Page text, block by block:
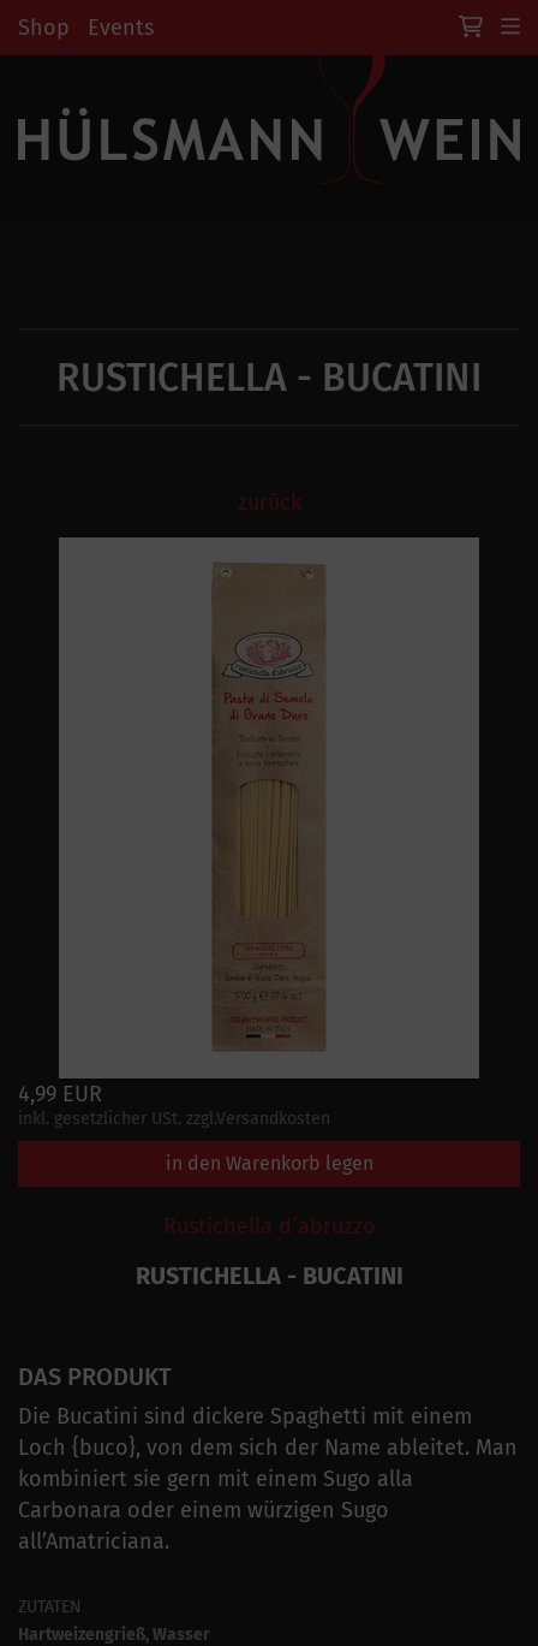
Shop Events
RUSTICHELLA - BUCATINI
zurück
4,99 EUR
inkl. gesetzlicher USt. zzgl.Versandkosten
in den Warenkorb legen
Rustichella d´abruzzo
RUSTICHELLA - BUCATINI
DAS PRODUKT
Die Bucatini sind dickere Spaghetti mit einem
Loch {buco}, von dem sich der Name ableitet. Man
kombiniert sie gern mit einem Sugo alla
Carbonara oder einem würzigen Sugo
all’Amatriciana.
ZUTATEN
Hartweizengrieß, Wasser